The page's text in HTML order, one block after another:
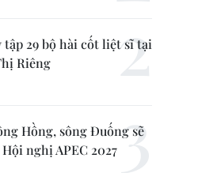
tập 29 bộ hài cốt liệt sĩ tại
Riêng
Hồng, sông Đuống sẽ
nghị APEC 2027